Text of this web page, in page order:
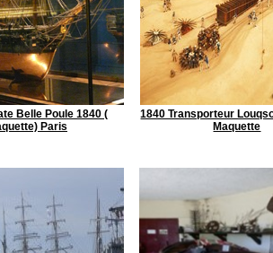
Belle Poule 1840 (
Paris
1840 Transporteur
Maquette